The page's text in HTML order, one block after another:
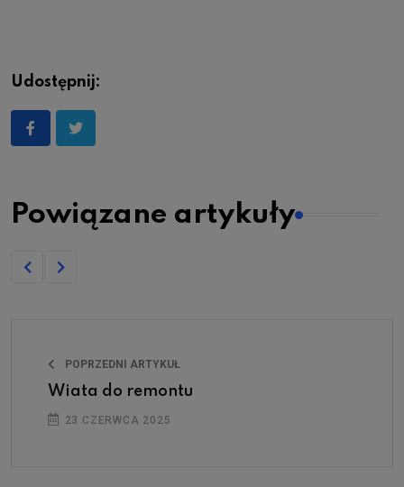
Udostępnij:
Powiązane artykuły
POPRZEDNI ARTYKUŁ
Wiata do remontu
23 CZERWCA 2025